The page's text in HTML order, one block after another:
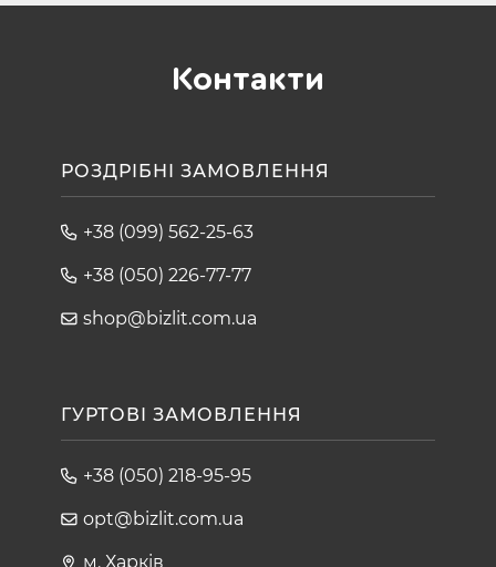
Контакти
РОЗДРІБНІ ЗАМОВЛЕННЯ
+38 (099) 562-25-63
+38 (050) 226-77-77
shop@bizlit.com.ua
ГУРТОВІ ЗАМОВЛЕННЯ
+38 (050) 218-95-95
opt@bizlit.com.ua
м. Харків